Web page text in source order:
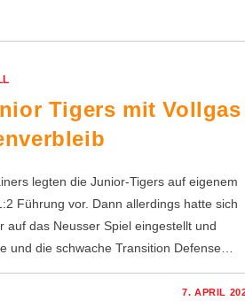
Tigers mit Vollgas
legten die Junior-Tigers auf eigenem
Führung vor. Dann allerdings hatte sich
auf das Neusser Spiel eingestellt und
und die schwache Transition Defense…
7. APRIL